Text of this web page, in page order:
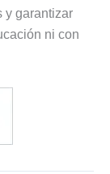
y garantizar
ni con